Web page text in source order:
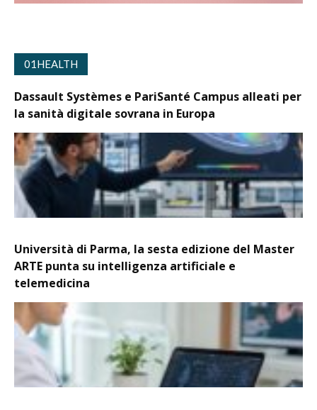
01HEALTH
Dassault Systèmes e PariSanté Campus alleati per
la sanità digitale sovrana in Europa
Università di Parma, la sesta edizione del Master
ARTE punta su intelligenza artificiale e
telemedicina